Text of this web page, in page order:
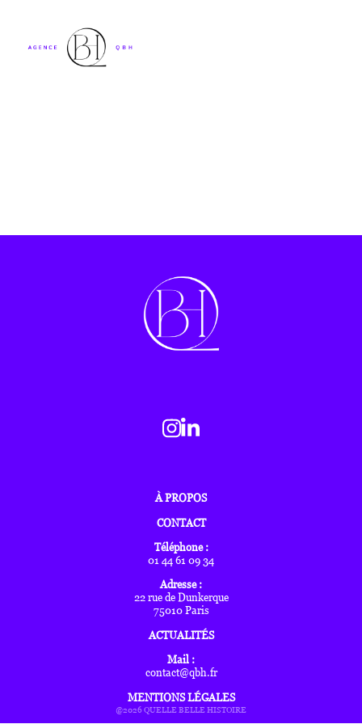
À PROPOS
CONTACT
Téléphone :
01 44 61 09 34
Adresse :
22 rue de Dunkerque
75010 Paris
ACTUALITÉS
Mail :
contact@qbh.fr
MENTIONS LÉGALES
@2026 QUELLE BELLE HISTOIRE